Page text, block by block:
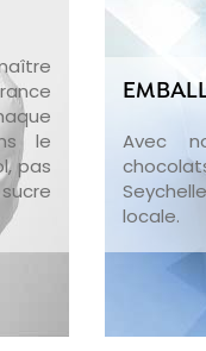
le
pas
Avec
locale.